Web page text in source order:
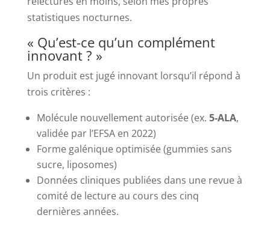
statistiques nocturnes.
« Qu’est-ce qu’un complément
innovant ? »
Un produit est jugé innovant lorsqu’il répond à
trois critères :
Molécule nouvellement autorisée (ex. 5-ALA,
validée par l’EFSA en 2022)
Forme galénique optimisée (gummies sans
sucre, liposomes)
Données cliniques publiées dans une revue à
comité de lecture au cours des cinq
dernières années.